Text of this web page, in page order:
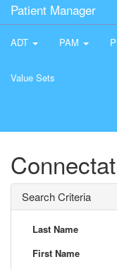
Patient Manager
ADT PAM
Value Sets
Search Criteria
Last Name
First Name